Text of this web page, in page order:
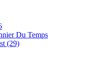
Du Temps
(29)